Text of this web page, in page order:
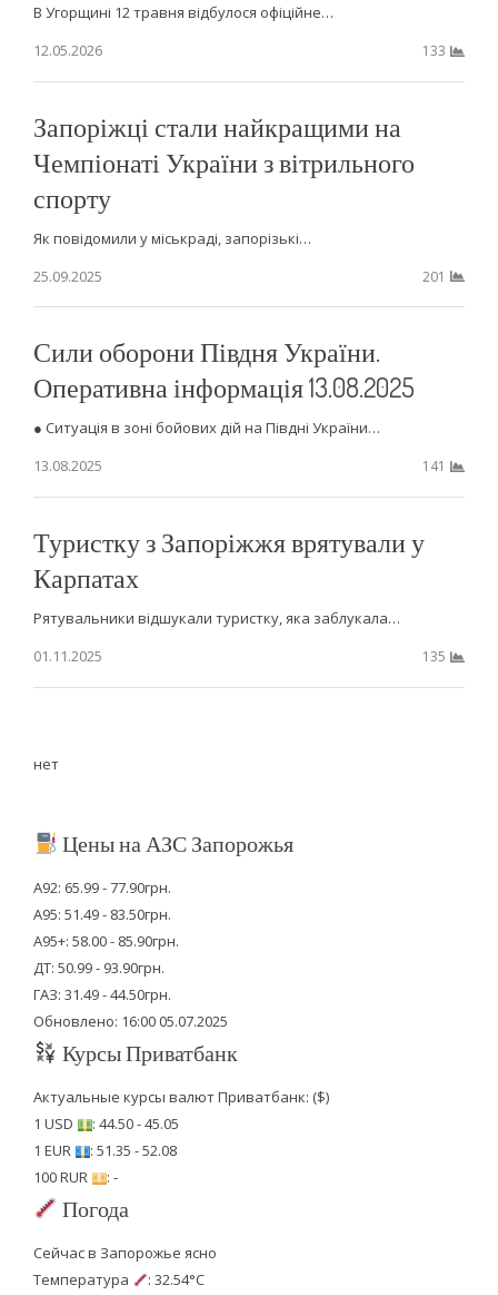
В Угорщині 12 травня відбулося офіційне…
12.05.2026
133
Запоріжці стали найкращими на
Чемпіонаті України з вітрильного
спорту
Як повідомили у міськраді, запорізькі…
25.09.2025
201
Сили оборони Півдня України.
Оперативна інформація 13.08.2025
● Ситуація в зоні бойових дій на Півдні України…
13.08.2025
141
Туристку з Запоріжжя врятували у
Карпатах
Рятувальники відшукали туристку, яка заблукала…
01.11.2025
135
нет
Цены на АЗС Запорожья
А92: 65.99 - 77.90грн.
А95: 51.49 - 83.50грн.
А95+: 58.00 - 85.90грн.
ДТ: 50.99 - 93.90грн.
ГАЗ: 31.49 - 44.50грн.
Обновлено: 16:00 05.07.2025
Курсы Приватбанк
Актуальные курсы валют Приватбанк: ($)
1 USD
: 44.50 - 45.05
1 EUR
: 51.35 - 52.08
100 RUR
: -
Погода
Сейчас в Запорожье ясно
Температура
: 32.54°C